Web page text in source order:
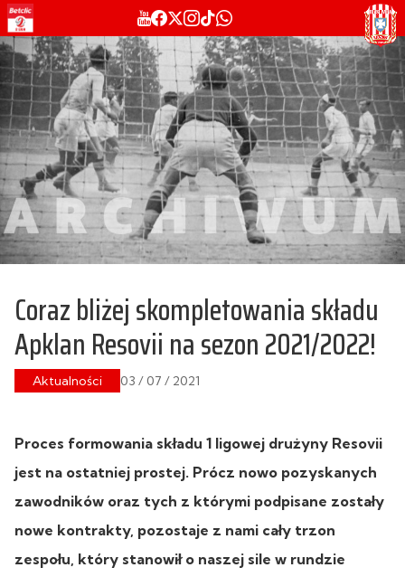
Coraz bliżej skompletowania składu
Apklan Resovii na sezon 2021/2022!
Aktualności 03 / 07 / 2021
Proces formowania składu 1 ligowej drużyny Resovii
jest na ostatniej prostej. Prócz nowo pozyskanych
zawodników oraz tych z którymi podpisane zostały
nowe kontrakty, pozostaje z nami cały trzon
zespołu, który stanowił o naszej sile w rundzie